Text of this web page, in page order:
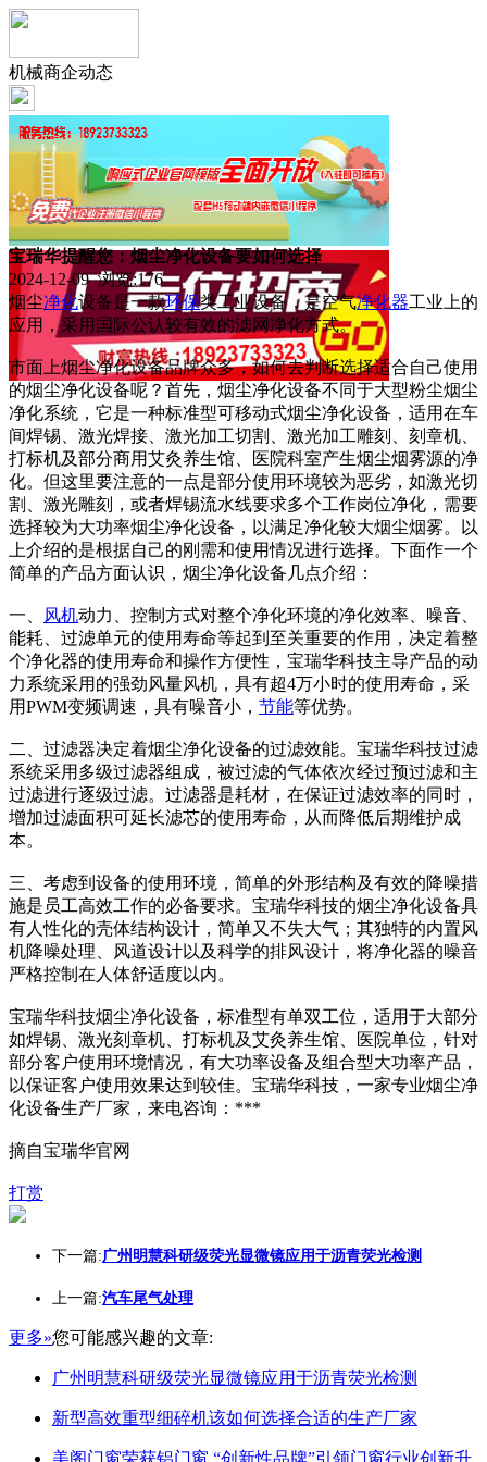
机械商企动态
宝瑞华提醒您：烟尘净化设备要如何选择
2024-12-09 浏览:176
烟尘净化设备是一款环保类工业设备，是空气净化器工业上的
应用，采用国际公认较有效的滤网净化方式。
市面上烟尘净化设备品牌众多，如何去判断选择适合自己使用
的烟尘净化设备呢？首先，烟尘净化设备不同于大型粉尘烟尘
净化系统，它是一种标准型可移动式烟尘净化设备，适用在车
间焊锡、激光焊接、激光加工切割、激光加工雕刻、刻章机、
打标机及部分商用艾灸养生馆、医院科室产生烟尘烟雾源的净
化。但这里要注意的一点是部分使用环境较为恶劣，如激光切
割、激光雕刻，或者焊锡流水线要求多个工作岗位净化，需要
选择较为大功率烟尘净化设备，以满足净化较大烟尘烟雾。以
上介绍的是根据自己的刚需和使用情况进行选择。下面作一个
简单的产品方面认识，烟尘净化设备几点介绍：
一、 风机动力、控制方式对整个净化环境的净化效率、噪音、
能耗、过滤单元的使用寿命等起到至关重要的作用，决定着整
个净化器的使用寿命和操作方便性，宝瑞华科技主导产品的动
力系统采用的强劲风量风机，具有超4万小时的使用寿命，采
用PWM变频调速，具有噪音小， 节能等优势。
二、过滤器决定着烟尘净化设备的过滤效能。宝瑞华科技过滤
系统采用多级过滤器组成，被过滤的气体依次经过预过滤和主
过滤进行逐级过滤。过滤器是耗材，在保证过滤效率的同时，
增加过滤面积可延长滤芯的使用寿命，从而降低后期维护成
本。
三、考虑到设备的使用环境，简单的外形结构及有效的降噪措
施是员工高效工作的必备要求。宝瑞华科技的烟尘净化设备具
有人性化的壳体结构设计，简单又不失大气；其独特的内置风
机降噪处理、风道设计以及科学的排风设计，将净化器的噪音
严格控制在人体舒适度以内。
宝瑞华科技烟尘净化设备，标准型有单双工位，适用于大部分
如焊锡、激光刻章机、打标机及艾灸养生馆、医院单位，针对
部分客户使用环境情况，有大功率设备及组合型大功率产品，
以保证客户使用效果达到较佳。宝瑞华科技，一家专业烟尘净
化设备生产厂家，来电咨询：***
摘自宝瑞华官网
打赏
下一篇:广州明慧科研级荧光显微镜应用于沥青荧光检测
上一篇:汽车尾气处理
更多»您可能感兴趣的文章:
广州明慧科研级荧光显微镜应用于沥青荧光检测
新型高效重型细碎机该如何选择合适的生产厂家
美阁门窗荣获铝门窗 “创新性品牌”引领门窗行业创新升